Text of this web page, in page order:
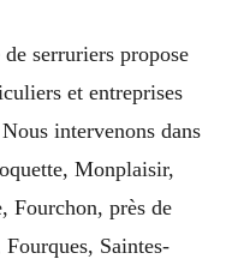
serruriers propose
et entreprises
intervenons dans
Monplaisir,
près de
Saintes-